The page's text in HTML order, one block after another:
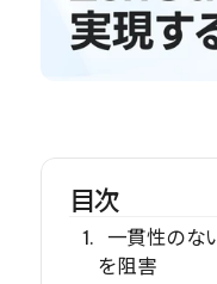
目次
一貫性のな
を阻害